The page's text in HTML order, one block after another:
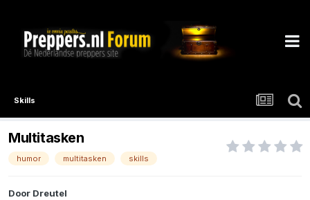
Skills
Multitasken
humor multitasken skills
Door Dreutel